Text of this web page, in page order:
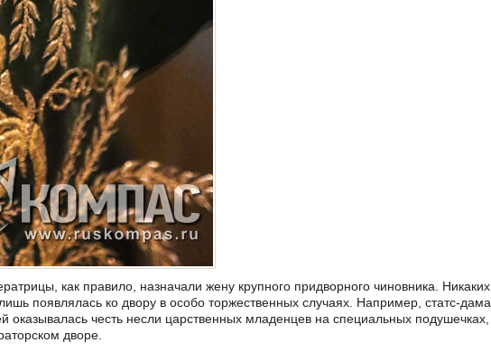
как правило, назначали жену крупного придворного чиновника. Никаких
появлялась ко двору в особо торжественных случаях. Например, статс-дама
оказывалась честь несли царственных младенцев на специальных подушечках,
дворе.